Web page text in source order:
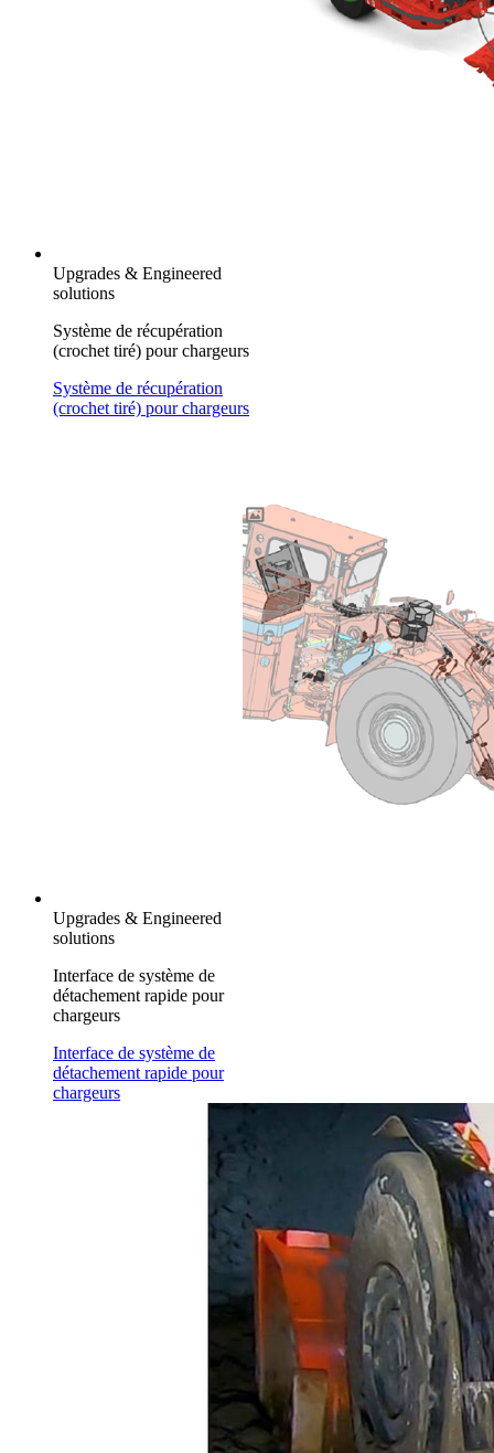
Upgrades & Engineered
solutions
Système de récupération
(crochet tiré) pour chargeurs
Système de récupération
(crochet tiré) pour chargeurs
Upgrades & Engineered
solutions
Interface de système de
détachement rapide pour
chargeurs
Interface de système de
détachement rapide pour
chargeurs